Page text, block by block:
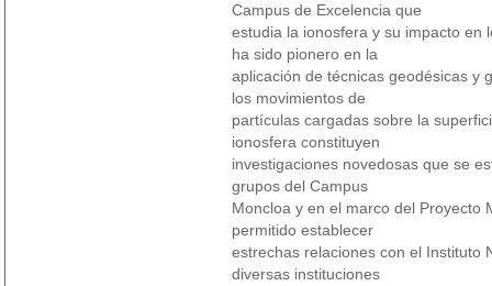
Campus de Excelencia que
estudia la ionosfera y su impacto en
ha sido pionero en la
aplicación de técnicas geodésicas y
los movimientos de
partículas cargadas sobre la
ionosfera constituyen
investigaciones novedosas que se
grupos del Campus
Moncloa y en el marco del Proyecto
permitido establecer
estrechas relaciones con el Instituto
diversas instituciones